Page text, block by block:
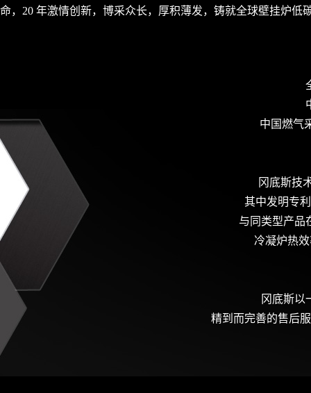
命， 20 年激情创新，博采众长，厚积薄发， 铸就全球壁挂炉低
中国燃气
冈底斯技
其中发明专
与同类型产品
冷凝炉热
冈底斯以
精到而完善的售后